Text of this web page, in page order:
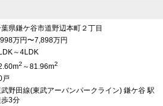
、気になる点
入れない鍵があり自動ドアが何
県鎌ケ谷市道野辺本町２丁目
万円〜7,898万円
～4LDK
2 ～81.96m2
戸
野田線(東武アーバンパークライン) 鎌ケ谷 駅
3分